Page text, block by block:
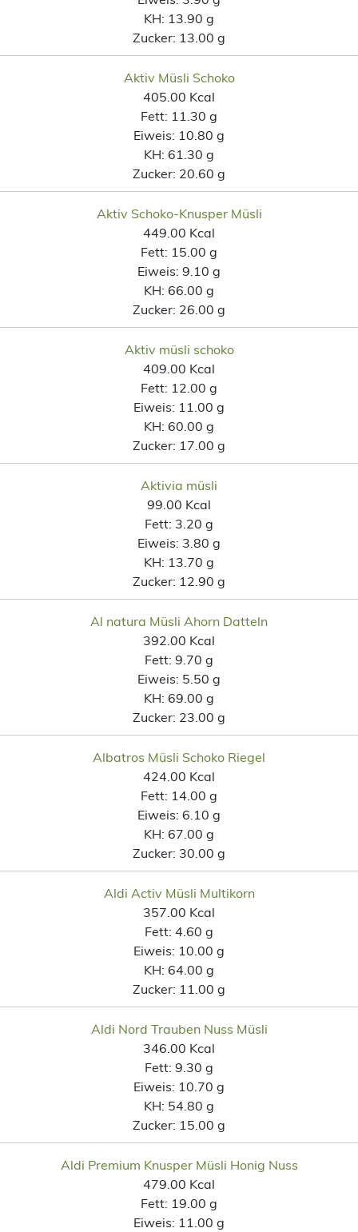
KH: 13.90 g
Zucker: 13.00 g
Aktiv Müsli Schoko
405.00 Kcal
Fett: 11.30 g
Eiweis: 10.80 g
KH: 61.30 g
Zucker: 20.60 g
Aktiv Schoko-Knusper Müsli
449.00 Kcal
Fett: 15.00 g
Eiweis: 9.10 g
KH: 66.00 g
Zucker: 26.00 g
Aktiv müsli schoko
409.00 Kcal
Fett: 12.00 g
Eiweis: 11.00 g
KH: 60.00 g
Zucker: 17.00 g
Aktivia müsli
99.00 Kcal
Fett: 3.20 g
Eiweis: 3.80 g
KH: 13.70 g
Zucker: 12.90 g
Al natura Müsli Ahorn Datteln
392.00 Kcal
Fett: 9.70 g
Eiweis: 5.50 g
KH: 69.00 g
Zucker: 23.00 g
Albatros Müsli Schoko Riegel
424.00 Kcal
Fett: 14.00 g
Eiweis: 6.10 g
KH: 67.00 g
Zucker: 30.00 g
Aldi Activ Müsli Multikorn
357.00 Kcal
Fett: 4.60 g
Eiweis: 10.00 g
KH: 64.00 g
Zucker: 11.00 g
Aldi Nord Trauben Nuss Müsli
346.00 Kcal
Fett: 9.30 g
Eiweis: 10.70 g
KH: 54.80 g
Zucker: 15.00 g
Aldi Premium Knusper Müsli Honig Nuss
479.00 Kcal
Fett: 19.00 g
Eiweis: 11.00 g